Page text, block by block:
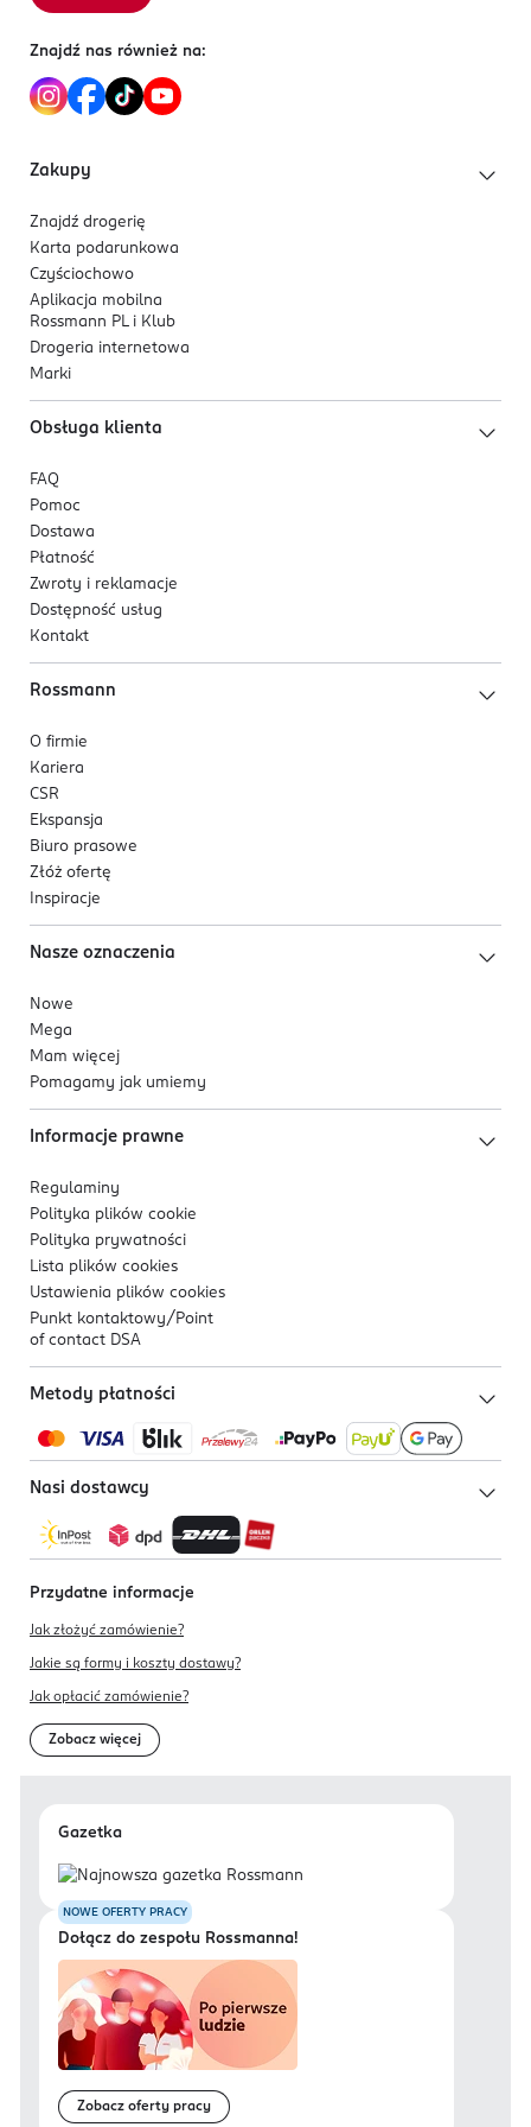
Odporny na uszkodzenia, utrzymuje kolor i blask
nawet do 3 tygodni.
Kluczowe cechy
niska pigmentacja umożliwiająca budowanie
krycia,
zapewnia świeży, naturalny i elegancki wygląd,
idealny do trendu milky nails i clean look oraz
minimalistycznych, codziennych stylizacji,
blask i trwałość nawet do 3 tygodni.
Nesperta Europe sp. z o.o.
ul. Obornicka 7
Kod EAN
Znajdź nas również na:
Zakupy
Znajdź drogerię
Karta podarunkowa
Czyściochowo
Aplikacja mobilna
Rossmann PL i Klub
Drogeria internetowa
Marki
Obsługa klienta
FAQ
Pomoc
Dostawa
Płatność
Zwroty i reklamacje
Dostępność usług
Kontakt
Rossmann
O firmie
Kariera
CSR
Ekspansja
Biuro prasowe
Złóż ofertę
Inspiracje
Nasze oznaczenia
Nowe
Mega
Mam więcej
Pomagamy jak umiemy
Informacje prawne
Regulaminy
Polityka plików cookie
Polityka prywatności
Lista plików cookies
Ustawienia plików cookies
Punkt kontaktowy/ Point
of contact DSA
Metody płatności
Nasi dostawcy
Przydatne informacje
Jak złożyć zamówienie?
Jakie są formy i koszty dostawy?
Jak opłacić zamówienie?
Zobacz więcej
Gazetka
NOWE OFERTY PRACY
Dołącz do zespołu Rossmanna!
Zobacz oferty pracy